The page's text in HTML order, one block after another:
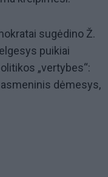
sugėdino Ž.
puikiai
„vertybes“:
dėmesys,